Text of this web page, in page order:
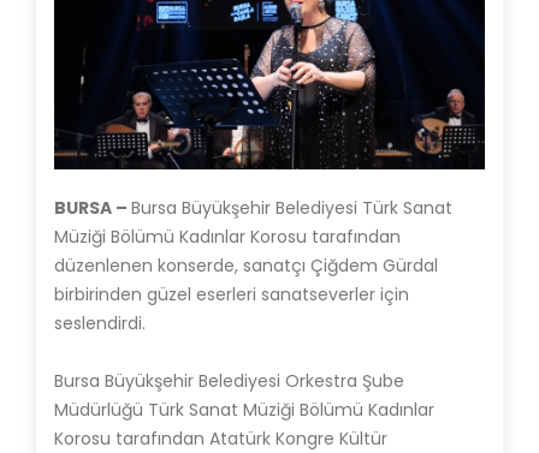
BURSA – Bursa Büyükşehir Belediyesi Türk Sanat
Müziği Bölümü Kadınlar Korosu tarafından
düzenlenen konserde, sanatçı Çiğdem Gürdal
birbirinden güzel eserleri sanatseverler için
seslendirdi.
Bursa Büyükşehir Belediyesi Orkestra Şube
Müdürlüğü Türk Sanat Müziği Bölümü Kadınlar
Korosu tarafından Atatürk Kongre Kültür